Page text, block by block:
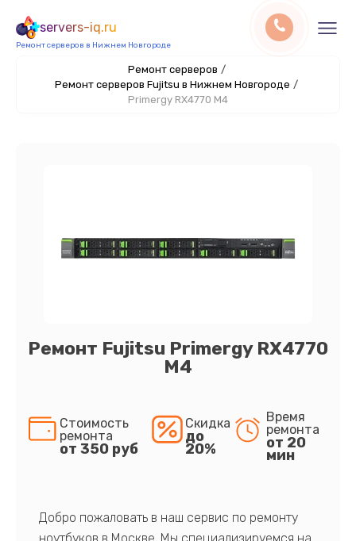
servers-iq.ru
Ремонт серверов в Нижнем Новгороде
Ремонт серверов /
Ремонт серверов Fujitsu в Нижнем Новгороде /
Primergy RX4770 M4
Ремонт Fujitsu Primergy RX4770
M4
Стоимость
ремонта
от 350 руб
Скидка
до
20%
Время
ремонта
от 20
мин
Добро пожаловать в наш сервис по ремонту